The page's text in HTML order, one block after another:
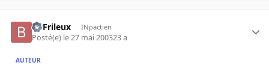
BBFrileux INpactien
Posté(e) le 27 mai 200323 a
AUTEUR